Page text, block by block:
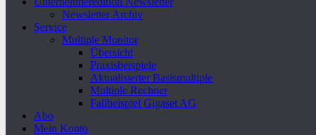
Newsletter Archiv
Service
Multiple Monitor
Übersicht
Praxisbeispiele
Aktualisierter Basismultiple
Multiple Rechner
Fallbeispiel Gigaset AG
Abo
Mein Konto